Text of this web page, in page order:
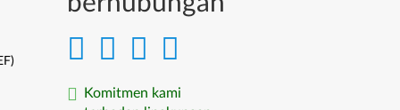
Komitmen kami